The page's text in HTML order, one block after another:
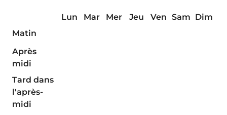
Lun Mar Mer Jeu Ven Sam Dim
Matin
Après
midi
Tard dans
l'après-
midi